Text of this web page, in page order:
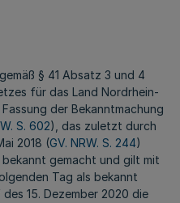
§ 41 Absatz 3 und 4
für das Land Nordrhein-
der Bekanntmachung
S. 602), das zuletzt durch
2018 (GV. NRW. S. 244)
gemacht und gilt mit
Tag als bekannt
15. Dezember 2020 die